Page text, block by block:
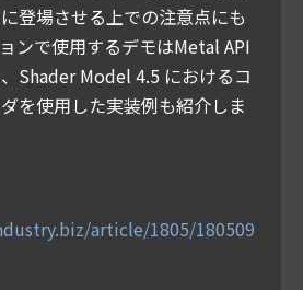
登場させる上での注意点にも
ンで使用するデモはMetal API
Shader Model 4.5 におけるコ
を使用した実装例も紹介しま
article/1805/180509